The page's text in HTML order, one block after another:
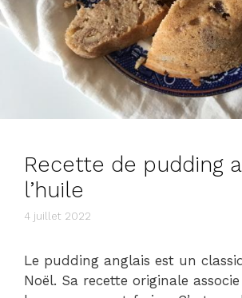
Recette de pudding
l’huile
4 juillet 2022
Le pudding anglais est un
Noël. Sa recette originale